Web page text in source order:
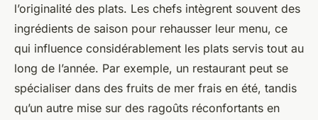
l’originalité des plats. Les chefs intègrent souvent des
ingrédients de saison pour rehausser leur menu, ce
qui influence considérablement les plats servis tout au
long de l’année. Par exemple, un restaurant peut se
spécialiser dans des fruits de mer frais en été, tandis
qu’un autre mise sur des ragoûts réconfortants en